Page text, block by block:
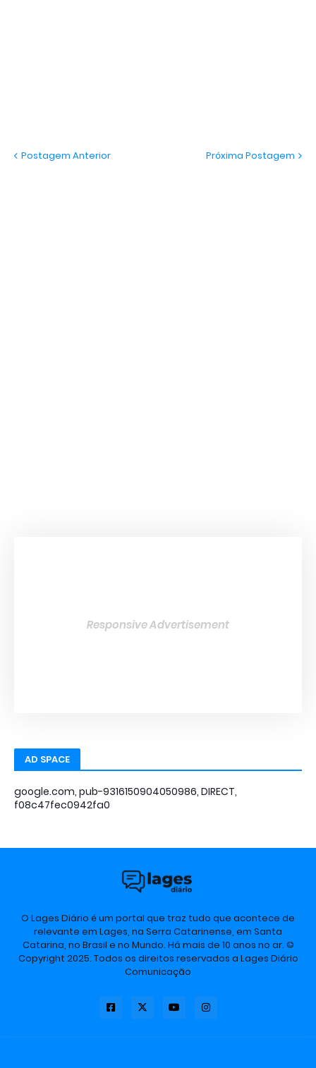
Postagem Anterior Próxima Postagem
Responsive Advertisement
AD SPACE
google.com, pub-9316150904050986, DIRECT,
f08c47fec0942fa0
O Lages Diário é um portal que traz tudo que acontece de
relevante em Lages, na Serra Catarinense, em Santa
Catarina, no Brasil e no Mundo. Há mais de 10 anos no ar. ©
Copyright 2025. Todos os direitos reservados a Lages Diário
Comunicação